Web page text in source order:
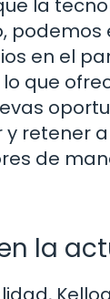
la
podemos
en el
que
retener
de
la